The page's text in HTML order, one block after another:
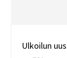
Ulkoilun